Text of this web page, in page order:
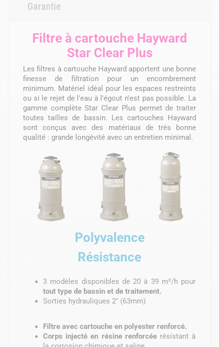
Garantie
Filtre à cartouche Hayward
Star Clear Plus
Les filtres à cartouche Hayward apportent une bonne
finesse de filtration pour un encombrement
minimum. Matériel idéal pour les espaces restreints
ou si le rejet de l'eau à l'égout n'est pas possible. La
gamme complète Star Clear Plus permet de traiter
toutes tailles de bassin. Les cartouches Hayward
sont conçus avec des matériaux de très bonne
qualité : grande longévité avec un entretien minimal.
Polyvalence
Résistance
3 modèles disponibles de 20 à 39 m³/h pour
tout type de bassin et de traitement.
Sorties hydrauliques 2" (63mm)
Filtre avec cartouche en polyester renforcé.
Corps injecté en résine renforcée résistant à